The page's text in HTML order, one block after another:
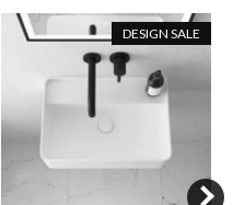
DESIGN SALE